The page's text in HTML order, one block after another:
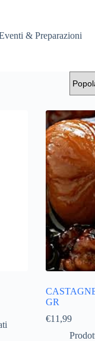
& Preparazioni
GR
€11,99